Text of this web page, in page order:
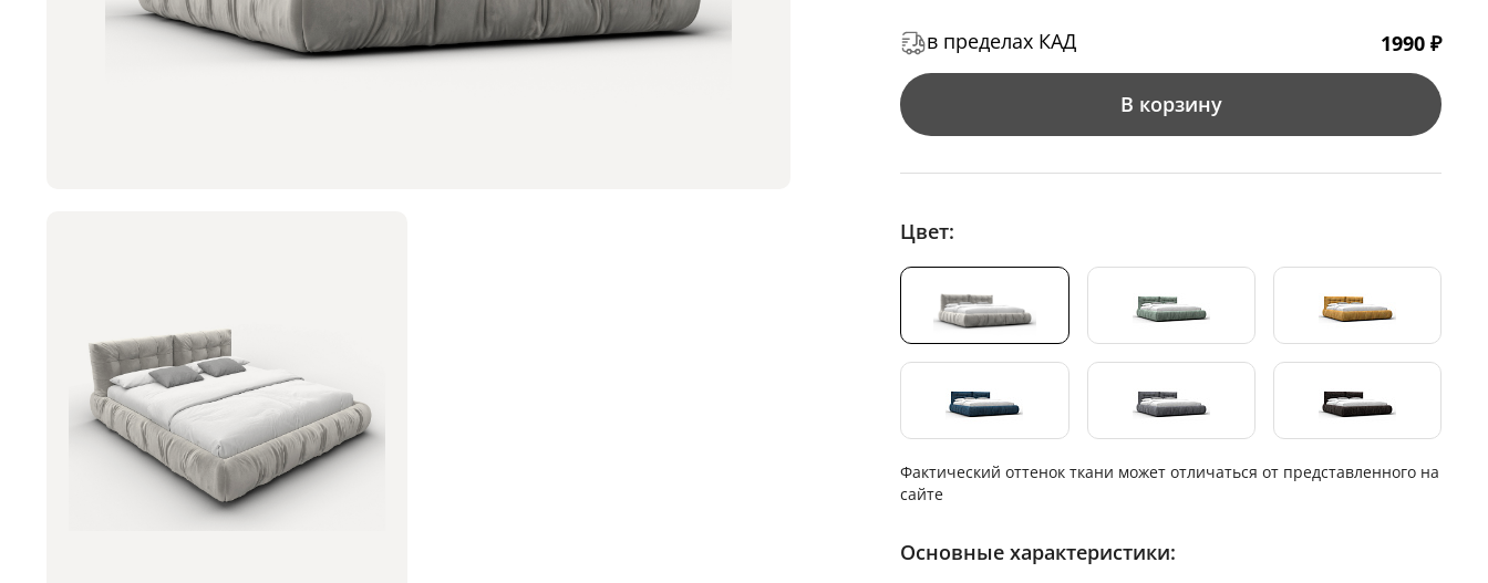
в пределах КАД 1990 ₽
В корзину
Цвет:
Фактический оттенок ткани может отличаться от представленного на
сайте
Основные характеристики: